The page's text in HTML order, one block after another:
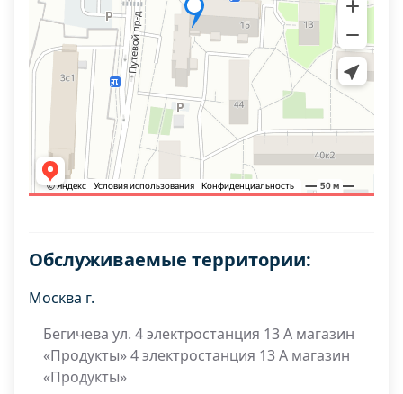
Обслуживаемые территории:
Москва г.
Бегичева ул. 4 электростанция 13 А магазин
«Продукты» 4 электростанция 13 А магазин
«Продукты»